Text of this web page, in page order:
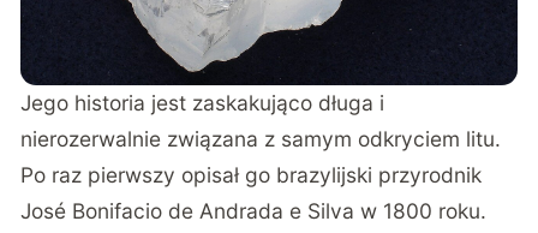
Jego historia jest zaskakująco długa i
nierozerwalnie związana z samym odkryciem litu.
Po raz pierwszy opisał go brazylijski przyrodnik
José Bonifacio de Andrada e Silva w 1800 roku.